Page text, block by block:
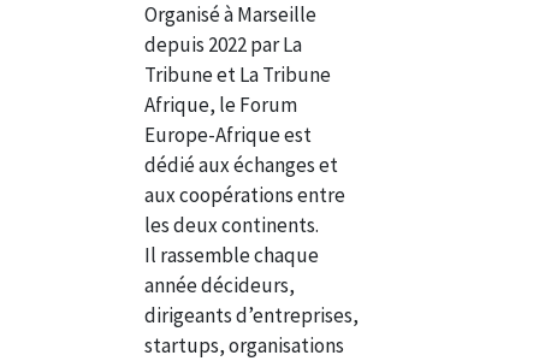
Organisé à Marseille
depuis 2022 par La
Tribune et La Tribune
Afrique, le Forum
Europe-Afrique est
dédié aux échanges et
aux coopérations entre
les deux continents.
Il rassemble chaque
année décideurs,
dirigeants d’entreprises,
startups, organisations